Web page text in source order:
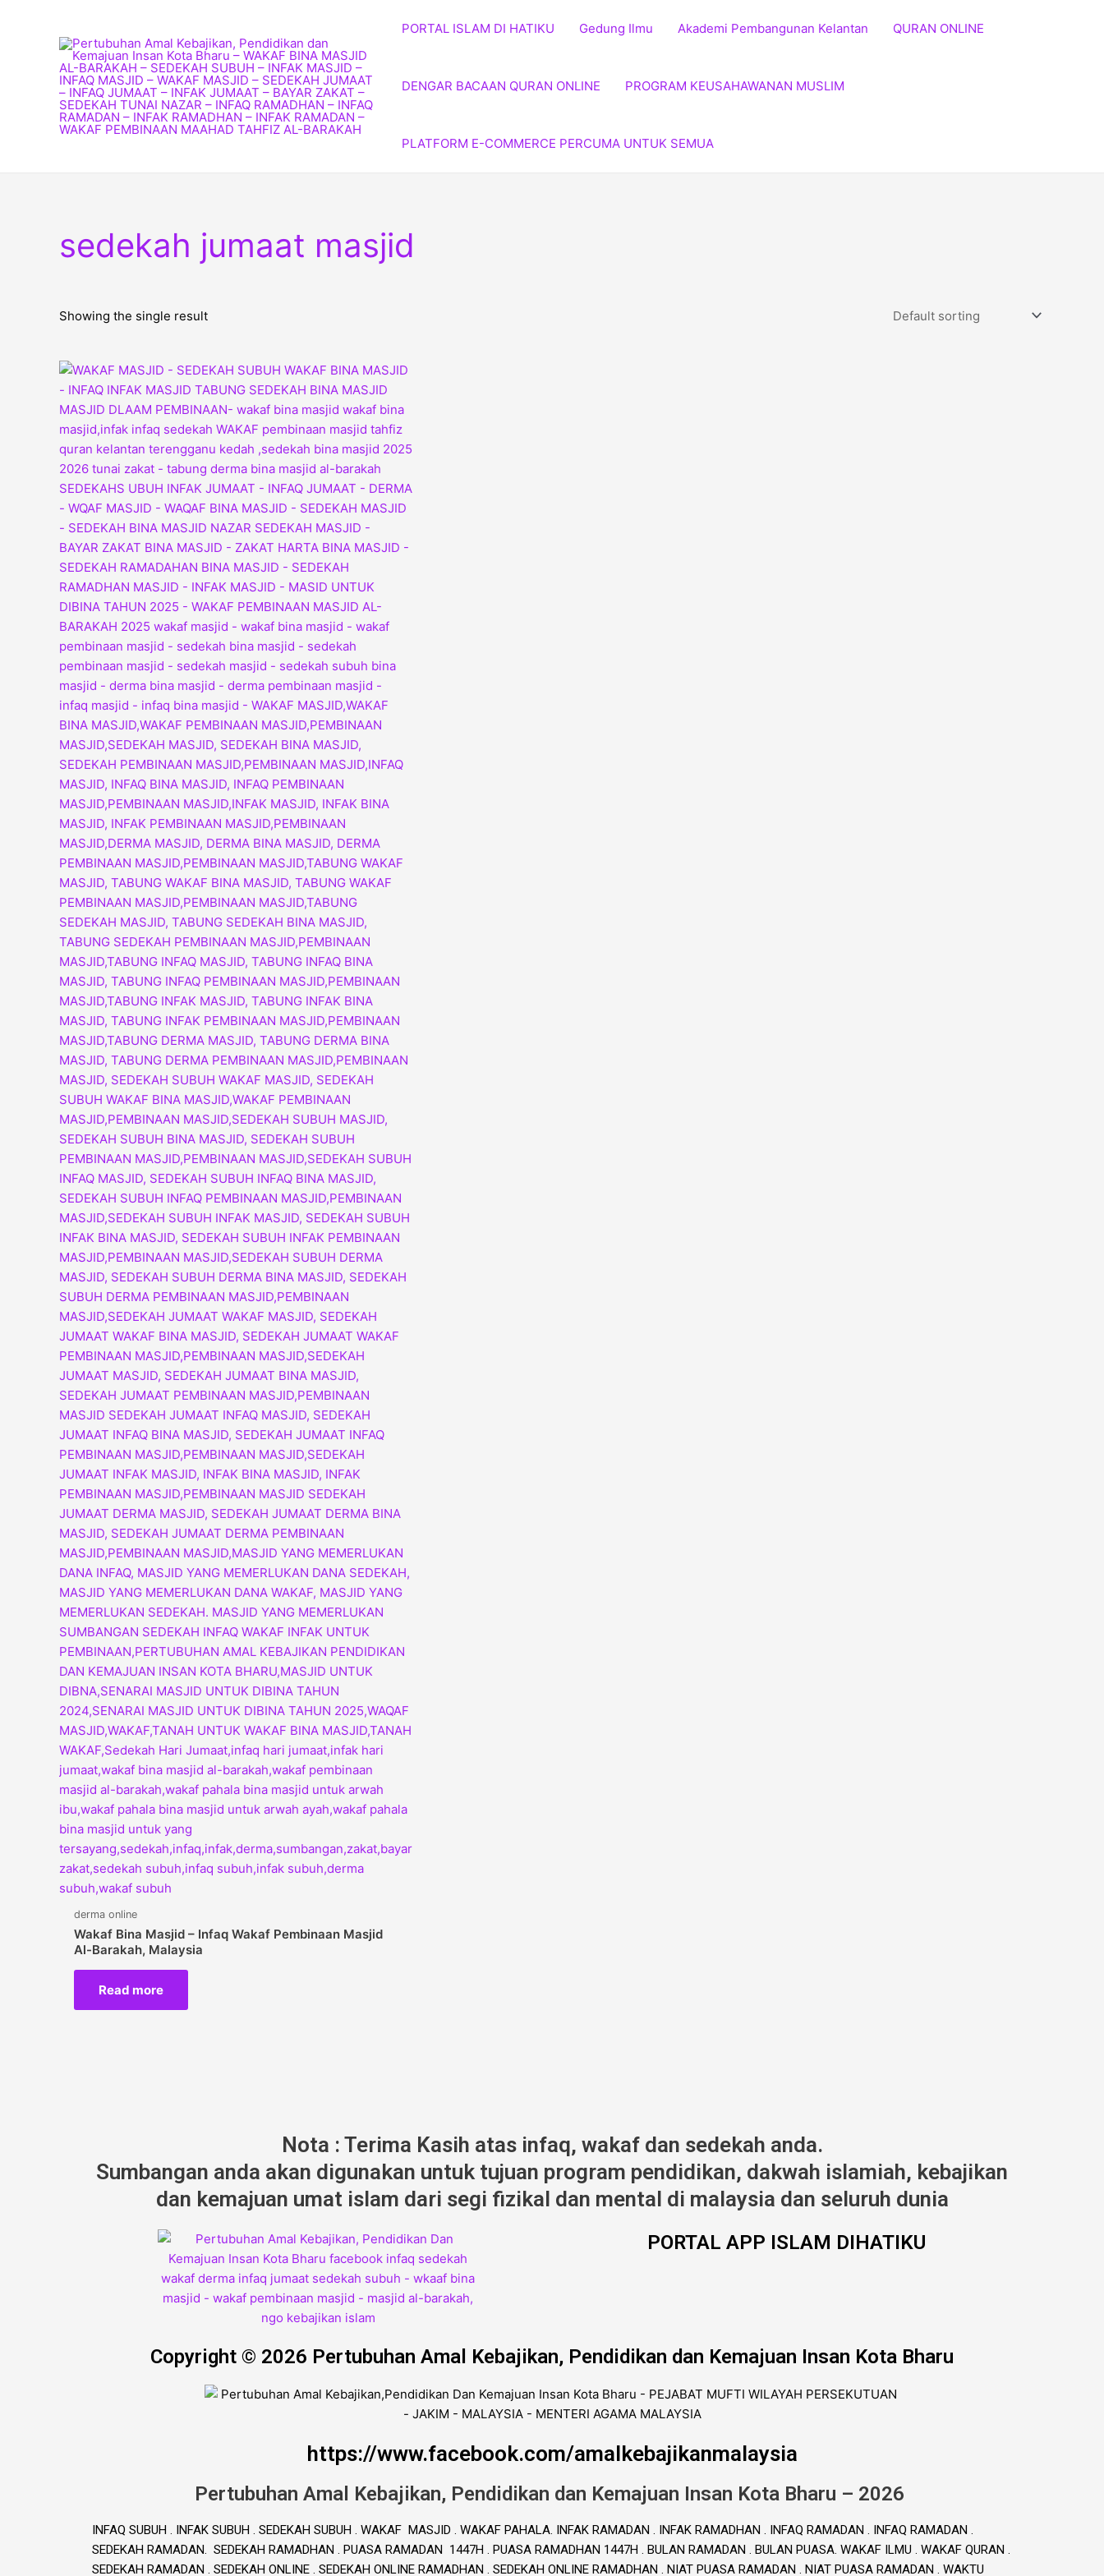
PORTAL ISLAM DI HATIKU Gedung Ilmu Akademi Pembangunan Kelantan QURAN ONLINE
DENGAR BACAAN QURAN ONLINE PROGRAM KEUSAHAWANAN MUSLIM
PLATFORM E-COMMERCE PERCUMA UNTUK SEMUA
sedekah jumaat masjid
Showing the single result
derma online
Wakaf Bina Masjid – Infaq Wakaf Pembinaan Masjid
Al-Barakah, Malaysia
Read more
Nota : Terima Kasih atas infaq, wakaf dan sedekah anda.
Sumbangan anda akan digunakan untuk tujuan program pendidikan, dakwah islamiah, kebajikan
dan kemajuan umat islam dari segi fizikal dan mental di malaysia dan seluruh dunia
PORTAL APP ISLAM DIHATIKU
Copyright © 2026 Pertubuhan Amal Kebajikan, Pendidikan dan Kemajuan Insan Kota Bharu
https://www.facebook.com/amalkebajikanmalaysia
Pertubuhan Amal Kebajikan, Pendidikan dan Kemajuan Insan Kota Bharu – 2026
INFAQ SUBUH . INFAK SUBUH . SEDEKAH SUBUH . WAKAF MASJID . WAKAF PAHALA. INFAK RAMADAN . INFAK RAMADHAN . INFAQ RAMADAN . INFAQ RAMADAN .
SEDEKAH RAMADAN. SEDEKAH RAMADHAN . PUASA RAMADAN 1447H . PUASA RAMADHAN 1447H . BULAN RAMADAN . BULAN PUASA. WAKAF ILMU . WAKAF QURAN .
SEDEKAH RAMADAN . SEDEKAH ONLINE . SEDEKAH ONLINE RAMADHAN . SEDEKAH ONLINE RAMADHAN . NIAT PUASA RAMADAN . NIAT PUASA RAMADAN . WAKTU